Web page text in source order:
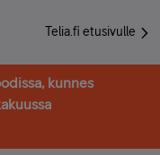
Telia.fi etusivulle
kunnes